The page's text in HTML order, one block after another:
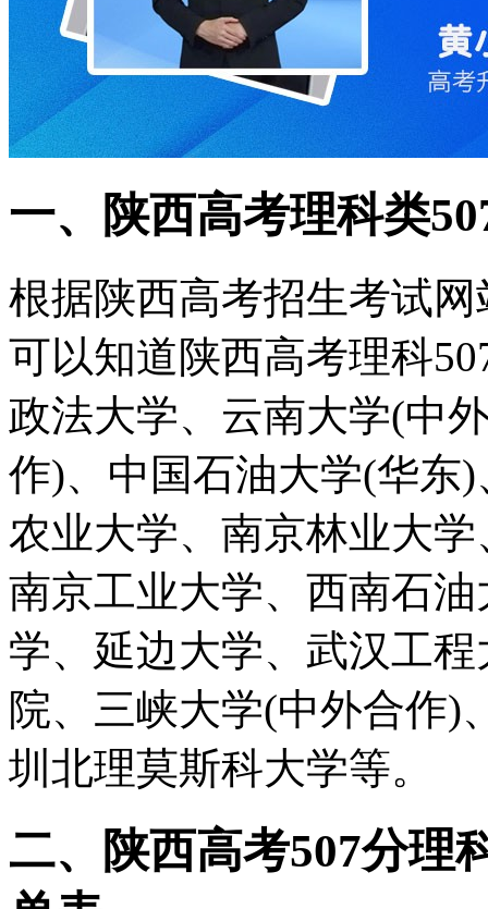
一、陕西高考理科类
根据陕西高考招生考试
可以知道陕西高考理科
政法大学、云南大学(中
作)、中国石油大学(华东
农业大学、南京林业大
南京工业大学、西南石
学、延边大学、武汉工
院、三峡大学(中外合作)
圳北理莫斯科大学等。
二、陕西高考507分理